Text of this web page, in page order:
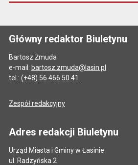
Główny redaktor Biuletynu
Bartosz Żmuda
e-mail: bartosz.zmuda@lasin.pl
tel.: (+48) 56 466 50 41
Zespół redakcyjny
Adres redakcji Biuletynu
Urząd Miasta i Gminy w Łasinie
ul. Radzyńska 2